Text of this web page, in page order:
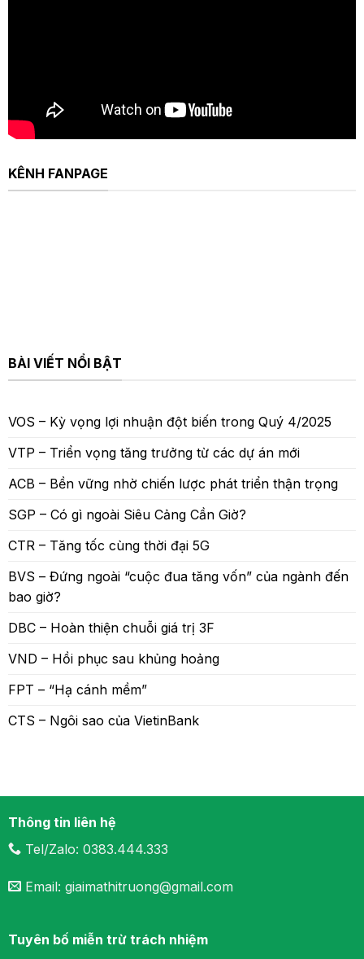
KÊNH FANPAGE
BÀI VIẾT NỔI BẬT
VOS – Kỳ vọng lợi nhuận đột biến trong Quý 4/2025
VTP – Triển vọng tăng trưởng từ các dự án mới
ACB – Bền vững nhờ chiến lược phát triển thận trọng
SGP – Có gì ngoài Siêu Cảng Cần Giờ?
CTR – Tăng tốc cùng thời đại 5G
BVS – Đứng ngoài “cuộc đua tăng vốn” của ngành đến
bao giờ?
DBC – Hoàn thiện chuỗi giá trị 3F
VND – Hồi phục sau khủng hoảng
FPT – “Hạ cánh mềm”
CTS – Ngôi sao của VietinBank
Thông tin liên hệ
Tel/Zalo: 0383.444.333
Email: giaimathitruong@gmail.com
Tuyên bố miễn trừ trách nhiệm